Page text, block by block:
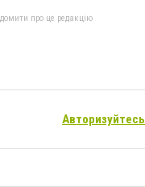
про це редакцію
Авторизуйтесь